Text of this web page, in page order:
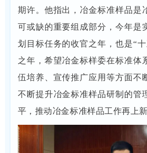
期许。他指出，冶金标准样品是
可或缺的重要组成部分，今年是
划目标任务的收官之年，也是“
之年，希望冶金标样委在标准体
伍培养、宣传推广应用等方面不
不断提升冶金标准样品研制的管
平，推动冶金标准样品工作再上新